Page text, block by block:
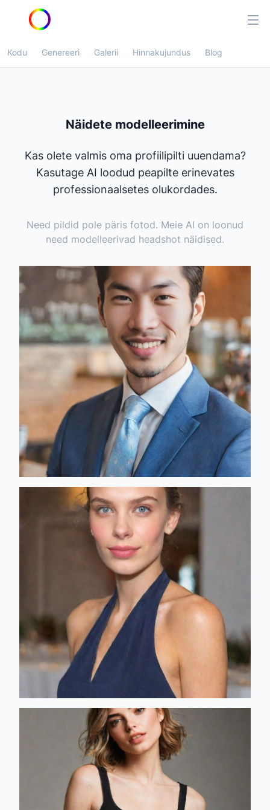
Kodu Genereeri Galerii Hinnakujundus Blog
Näidete modelleerimine
Kas olete valmis oma profiilipilti uuendama?
Kasutage AI loodud peapilte erinevates
professionaalsetes olukordades.
Need pildid pole päris fotod. Meie AI on loonud
need modelleerivad headshot näidised.